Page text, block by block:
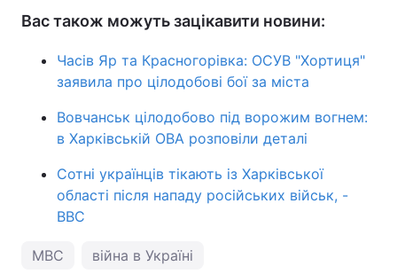
Вас також можуть зацікавити новини:
Часів Яр та Красногорівка: ОСУВ "Хортиця"
заявила про цілодобові бої за міста
Вовчанськ цілодобово під ворожим вогнем:
в Харківській ОВА розповіли деталі
Сотні українців тікають із Харківської
області після нападу російських військ, -
BBC
МВС війна в Україні